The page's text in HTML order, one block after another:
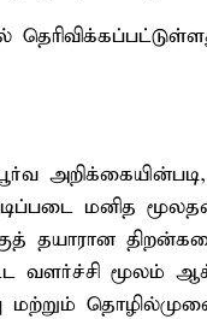
மனித
தயாரான
வளர்ச்சி மூலம்
மற்றும்